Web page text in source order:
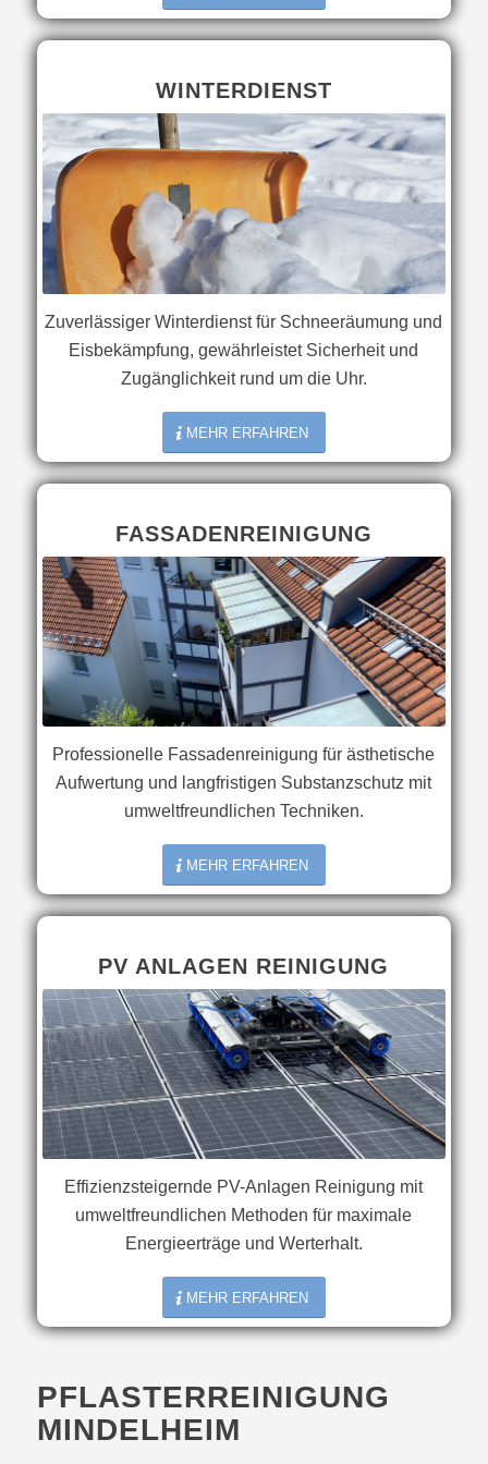
WINTERDIENST
Zuverlässiger Winterdienst für Schneeräumung und
Eisbekämpfung, gewährleistet Sicherheit und
Zugänglichkeit rund um die Uhr.
MEHR ERFAHREN
FASSADENREINIGUNG
Professionelle Fassadenreinigung für ästhetische
Aufwertung und langfristigen Substanzschutz mit
umweltfreundlichen Techniken.
MEHR ERFAHREN
PV ANLAGEN REINIGUNG
Effizienzsteigernde PV-Anlagen Reinigung mit
umweltfreundlichen Methoden für maximale
Energieerträge und Werterhalt.
MEHR ERFAHREN
PFLASTERREINIGUNG
MINDELHEIM